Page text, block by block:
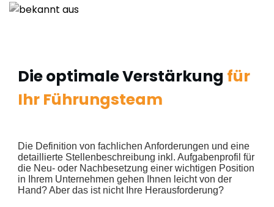
Die optimale Verstärkung für
Ihr Führungsteam
Die Definition von fachlichen Anforderungen und eine
detaillierte Stellenbeschreibung inkl. Aufgabenprofil für
die Neu- oder Nachbesetzung einer wichtigen Position
in Ihrem Unternehmen gehen Ihnen leicht von der
Hand? Aber das ist nicht Ihre Herausforderung?